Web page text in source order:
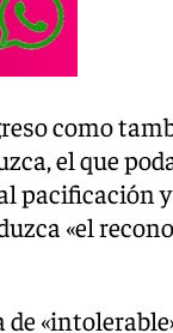
como
el que
pacificación
«el
de